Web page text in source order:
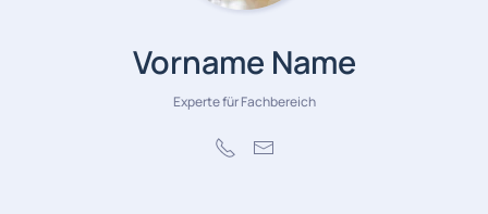
Vorname Name
Experte für Fachbereich